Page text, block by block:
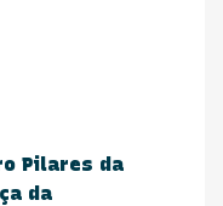
Pilares da
da